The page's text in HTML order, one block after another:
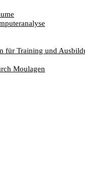
für Training und
Moulagen